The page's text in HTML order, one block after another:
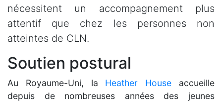
nécessitent un accompagnement plus
attentif que chez les personnes non
atteintes de CLN.
Soutien postural
Au Royaume-Uni, la Heather House accueille
depuis de nombreuses années des jeunes